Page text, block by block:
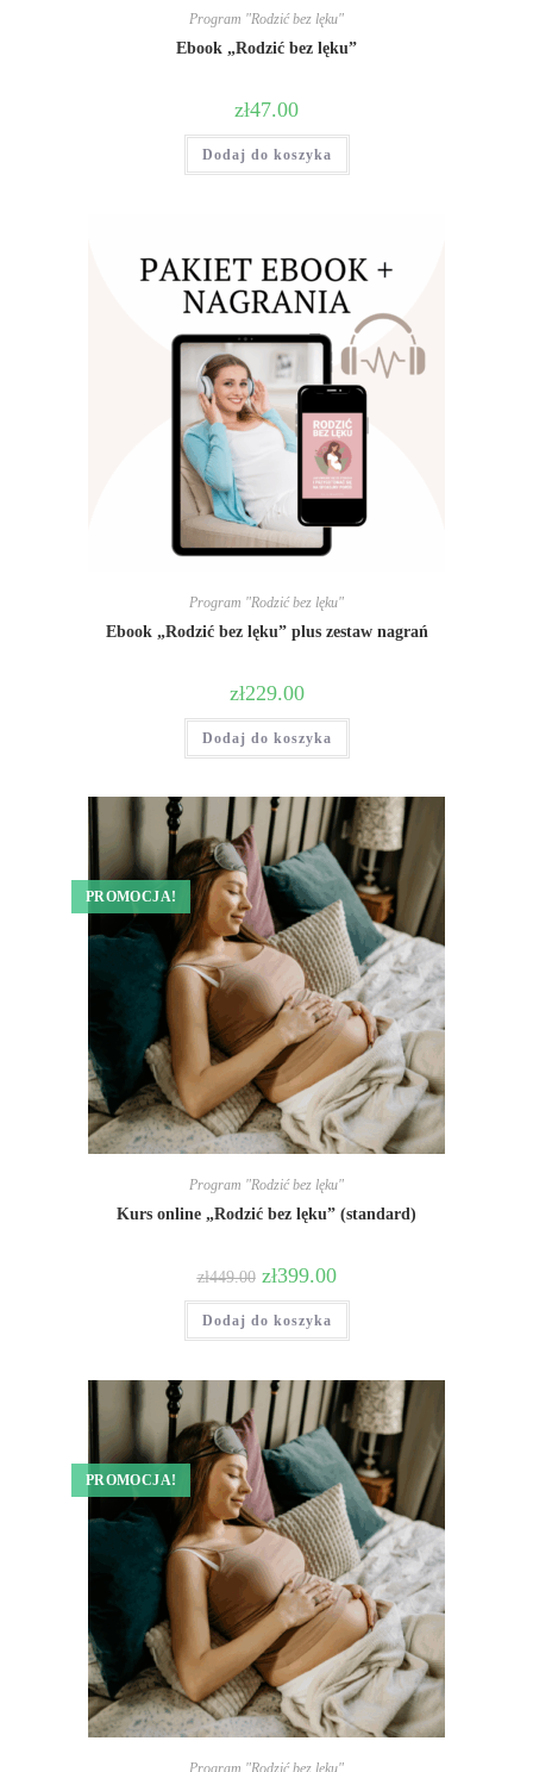
Program "Rodzić bez lęku"
Ebook „Rodzić bez lęku”
zł47.00
Dodaj do koszyka
Program "Rodzić bez lęku"
Ebook „Rodzić bez lęku” plus zestaw nagrań
zł229.00
Dodaj do koszyka
PROMOCJA!
Program "Rodzić bez lęku"
Kurs online „Rodzić bez lęku” (standard)
zł449.00 zł399.00
Dodaj do koszyka
PROMOCJA!
Program "Rodzić bez lęku"